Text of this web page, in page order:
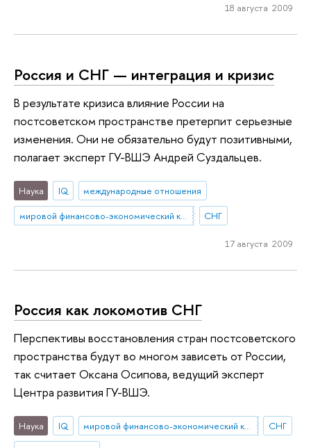
18 августа 2009
Россия и СНГ — интеграция и кризис
В результате кризиса влияние России на
постсоветском пространстве претерпит серьезные
изменения. Они не обязательно будут позитивными,
полагает эксперт ГУ-ВШЭ Андрей Суздальцев.
Наука IQ
международные отношения
мировой финансово-экономический кризис
СНГ
17 августа 2009
Россия как локомотив СНГ
Перспективы восстановления стран постсоветского
пространства будут во многом зависеть от России,
так считает Оксана Осипова, ведущий эксперт
Центра развития ГУ-ВШЭ.
Наука IQ мировой финансово-экономический кризис
СНГ